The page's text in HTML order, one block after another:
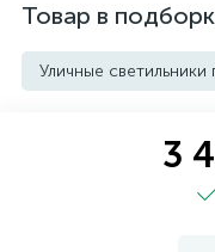
Товар в
Уличные светильники
3